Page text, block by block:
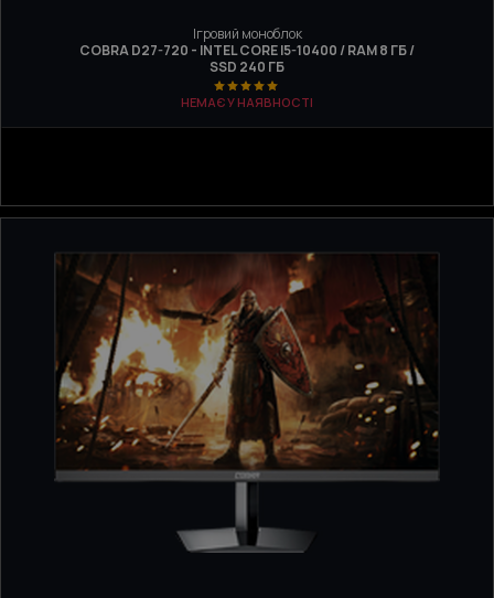
Ігровий моноблок
COBRA D27-720 - INTEL CORE I5-10400 / RAM 8 ГБ /
SSD 240 ГБ
НЕМАЄ У НАЯВНОСТІ